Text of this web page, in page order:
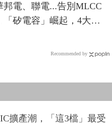
邦電、聯電...告別MLCC
「矽電容」崛起，4大台
Recommended by
擴產潮，「這3檔」最受